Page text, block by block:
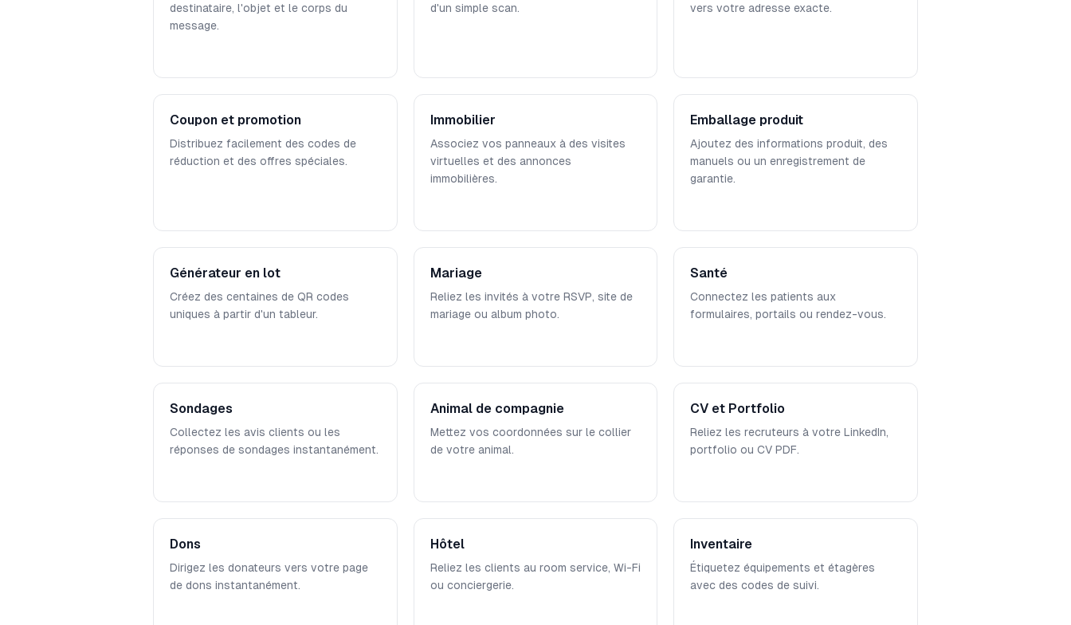
destinataire, l'objet et le corps du
message.
d'un simple scan.
vers votre adresse exacte.
Coupon et promotion
Distribuez facilement des codes de
réduction et des offres spéciales.
Immobilier
Associez vos panneaux à des visites
virtuelles et des annonces
immobilières.
Emballage produit
Ajoutez des informations produit, des
manuels ou un enregistrement de
garantie.
Générateur en lot
Créez des centaines de QR codes
uniques à partir d'un tableur.
Mariage
Reliez les invités à votre RSVP, site de
mariage ou album photo.
Santé
Connectez les patients aux
formulaires, portails ou rendez-vous.
Sondages
Collectez les avis clients ou les
réponses de sondages instantanément.
Animal de compagnie
Mettez vos coordonnées sur le collier
de votre animal.
CV et Portfolio
Reliez les recruteurs à votre LinkedIn,
portfolio ou CV PDF.
Dons
Dirigez les donateurs vers votre page
de dons instantanément.
Hôtel
Reliez les clients au room service, Wi-Fi
ou conciergerie.
Inventaire
Étiquetez équipements et étagères
avec des codes de suivi.